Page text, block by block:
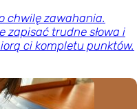
chwilę zawahania.
zapisać trudne słowa i
ci kompletu punktów.